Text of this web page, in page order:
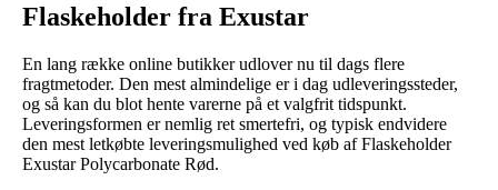
Flaskeholder fra Exustar
En lang række online butikker udlover nu til dags flere
fragtmetoder. Den mest almindelige er i dag udleveringssteder,
og så kan du blot hente varerne på et valgfrit tidspunkt.
Leveringsformen er nemlig ret smertefri, og typisk endvidere
den mest letkøbte leveringsmulighed ved køb af Flaskeholder
Exustar Polycarbonate Rød.